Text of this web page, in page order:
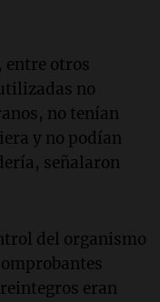
entre otros
no
no tenían
y no podían
señalaron
del organismo
eran